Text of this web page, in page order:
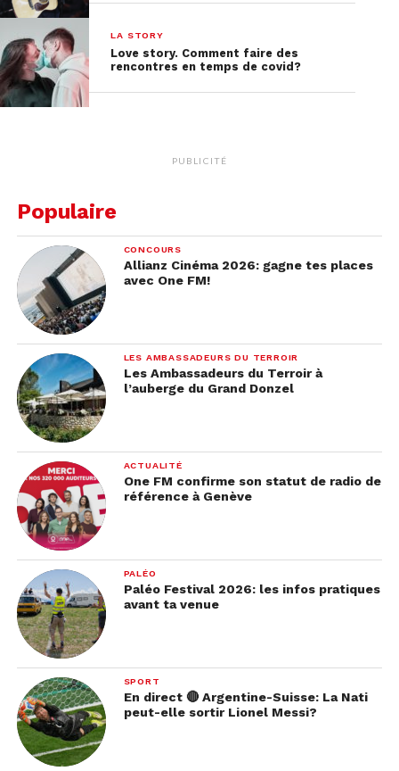
LA STORY
Love story. Comment faire des
rencontres en temps de covid?
PUBLICITÉ
Populaire
CONCOURS
Allianz Cinéma 2026: gagne tes places
avec One FM!
LES AMBASSADEURS DU TERROIR
Les Ambassadeurs du Terroir à
l’auberge du Grand Donzel
ACTUALITÉ
One FM confirme son statut de radio de
référence à Genève
PALÉO
Paléo Festival 2026: les infos pratiques
avant ta venue
SPORT
En direct 🔴 Argentine-Suisse: La Nati
peut-elle sortir Lionel Messi?